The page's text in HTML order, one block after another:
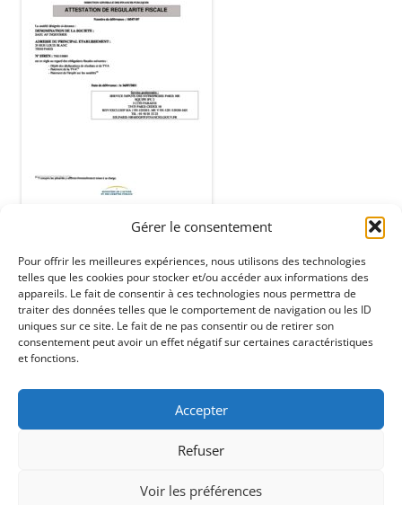
Gérer le consentement
Pour offrir les meilleures expériences, nous utilisons des technologies
telles que les cookies pour stocker et/ou accéder aux informations des
appareils. Le fait de consentir à ces technologies nous permettra de
traiter des données telles que le comportement de navigation ou les ID
uniques sur ce site. Le fait de ne pas consentir ou de retirer son
consentement peut avoir un effet négatif sur certaines caractéristiques
et fonctions.
Accepter
Refuser
Voir les préférences
ENTREZ UN PN# OU UNE MARQUE ICI / SEARCHBAR